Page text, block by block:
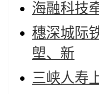
海融科技
穗深城际
塱、新
三峡人寿